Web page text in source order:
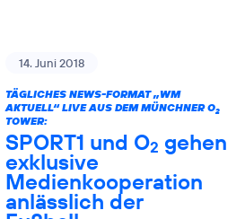
14. Juni 2018
TÄGLICHES NEWS-FORMAT „WM
AKTUELL“ LIVE AUS DEM MÜNCHNER O2
TOWER:
SPORT1 und O2 gehen
exklusive
Medienkooperation
anlässlich der